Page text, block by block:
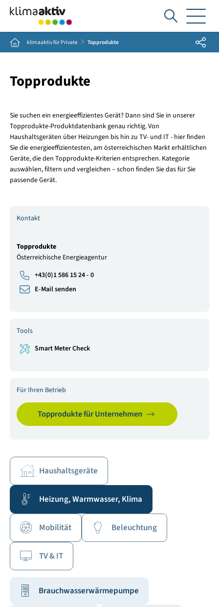
Ich
suche...
Home klimaaktiv für Private Topprodukte Share
Topprodukte
Sie suchen ein energieeffizientes Gerät? Dann sind Sie in unserer
Topprodukte-Produktdatenbank genau richtig. Von
Haushaltsgeräten über Heizungen bis hin zu TV- und IT - hier finden
Sie die energieeffizientesten, am österreichischen Markt erhältlichen
Geräte, die den Topprodukte-Kriterien entsprechen. Kategorie
auswählen, filtern und vergleichen – schon finden Sie das für Sie
passende Gerät.
Kontakt
Topprodukte
Österreichische Energieagentur
+43(0)1 586 15 24 - 0
E-Mail senden
Tools
Smart Meter Check
Für Ihren Betrieb
Topprodukte für Unternehmen
Haushaltsgeräte
Heizung, Warmwasser, Klima
Mobilität Beleuchtung
TV & IT
Brauchwasserwärmepumpe